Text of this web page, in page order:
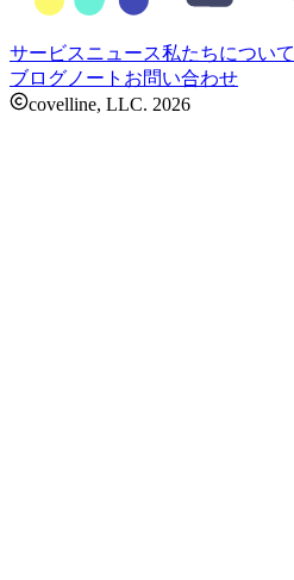
サービスニュース私たちについて
ブログ ノート お問い合わせ
covelline, LLC. 2026